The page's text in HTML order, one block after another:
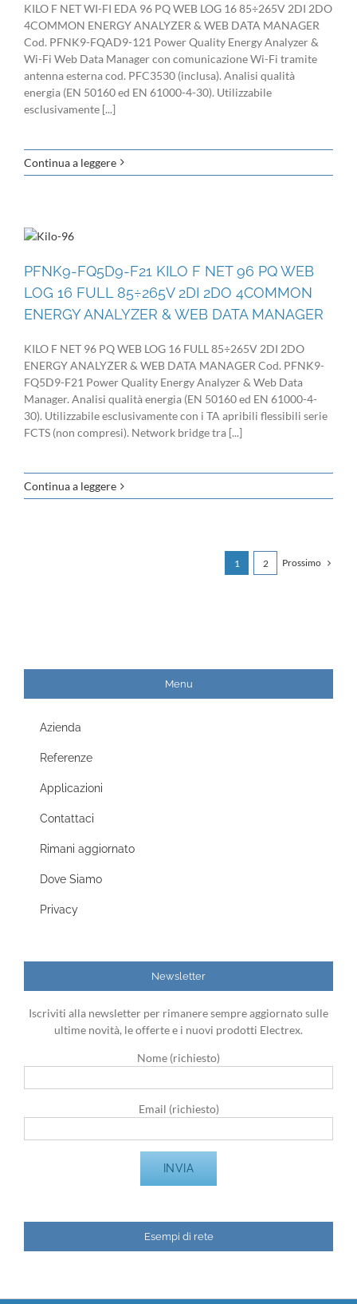
KILO F NET WI-FI EDA 96 PQ WEB LOG 16 85÷265V 2DI 2DO
4COMMON ENERGY ANALYZER & WEB DATA MANAGER
Cod. PFNK9-FQAD9-121 Power Quality Energy Analyzer &
Wi-Fi Web Data Manager con comunicazione Wi-Fi tramite
antenna esterna cod. PFC3530 (inclusa). Analisi qualità
energia (EN 50160 ed EN 61000-4-30). Utilizzabile
esclusivamente [...]
Continua a leggere
PFNK9-FQ5D9-F21 KILO F NET 96 PQ WEB
LOG 16 FULL 85÷265V 2DI 2DO 4COMMON
ENERGY ANALYZER & WEB DATA MANAGER
KILO F NET 96 PQ WEB LOG 16 FULL 85÷265V 2DI 2DO
ENERGY ANALYZER & WEB DATA MANAGER Cod. PFNK9-
FQ5D9-F21 Power Quality Energy Analyzer & Web Data
Manager. Analisi qualità energia (EN 50160 ed EN 61000-4-
30). Utilizzabile esclusivamente con i TA apribili flessibili serie
FCTS (non compresi). Network bridge tra [...]
Continua a leggere
1 2 Prossimo
Menu
Azienda
Referenze
Applicazioni
Contattaci
Rimani aggiornato
Dove Siamo
Privacy
Newsletter
Iscriviti alla newsletter per rimanere sempre aggiornato sulle
ultime novità, le offerte e i nuovi prodotti Electrex.
Nome (richiesto)
Email (richiesto)
Esempi di rete